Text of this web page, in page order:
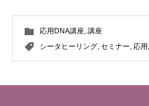
応用DNA講座, 講座
シータヒーリング, セミナー, 応用 ,